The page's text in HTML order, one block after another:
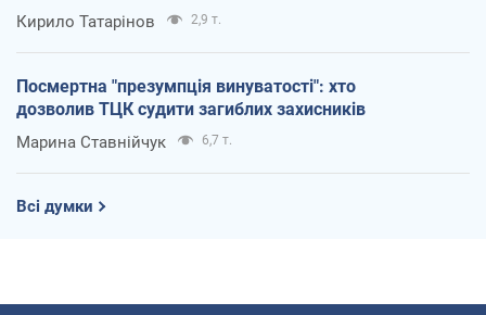
Кирило Татарінов 2,9 т.
Посмертна "презумпція винуватості": хто
дозволив ТЦК судити загиблих захисників
Марина Ставнійчук 6,7 т.
Всі думки